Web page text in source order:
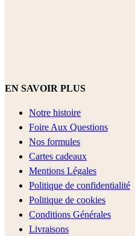
EN SAVOIR PLUS
Notre histoire
Foire Aux Questions
Nos formules
Cartes cadeaux
Mentions Légales
Politique de confidentialité
Politique de cookies
Conditions Générales
Livraisons